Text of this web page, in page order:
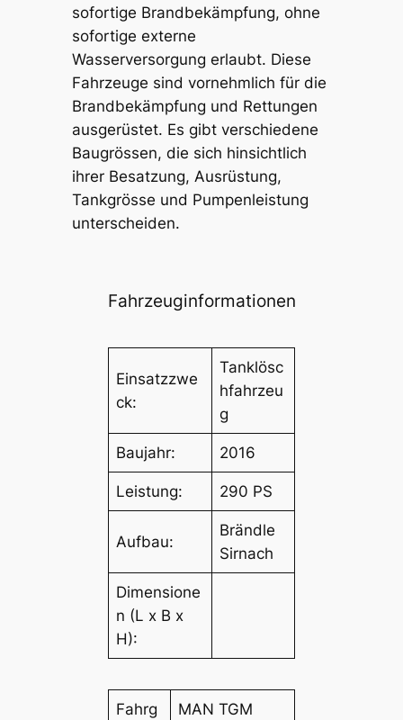
sofortige Brandbekämpfung, ohne
sofortige externe
Wasserversorgung erlaubt. Diese
Fahrzeuge sind vornehmlich für die
Brandbekämpfung und Rettungen
ausgerüstet. Es gibt verschiedene
Baugrössen, die sich hinsichtlich
ihrer Besatzung, Ausrüstung,
Tankgrösse und Pumpenleistung
unterscheiden.
Fahrzeuginformationen
Einsatzzwe
ck:
Tanklösc
hfahrzeu
g
Baujahr: 2016
Leistung: 290 PS
Aufbau:
Brändle
Sirnach
Dimensione
n (L x B x
H):
Fahrg
MAN TGM